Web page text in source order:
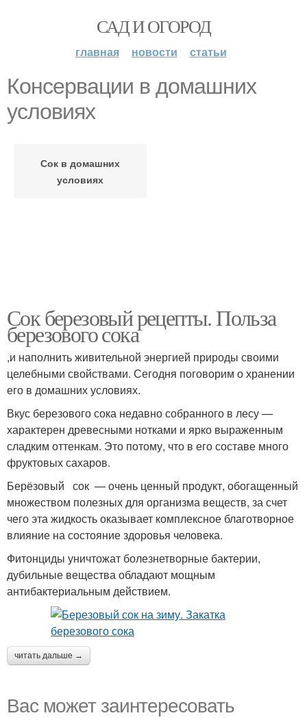
САД И ОГОРОД
главная новости статьи
Консервации в домашних
условиях
Сок в домашних
условиях
Сок березовый рецепты. Польза
березового сока
,и наполнить живительной энергией природы своими
целебными свойствами. Сегодня поговорим о хранении
его в домашних условиях.
Вкус березового сока недавно собранного в лесу —
характерен древесными нотками и ярко выраженным
сладким оттенкам. Это потому, что в его составе много
фруктовых сахаров.
Берёзовый сок — очень ценный продукт, обогащенный
множеством полезных для организма веществ, за счет
чего эта жидкость оказывает комплексное благотворное
влияние на состояние здоровья человека.
Фитонциды уничтожат болезнетворные бактерии,
дубильные вещества обладают мощным
антибактериальным действием.
читать дальше →
Вас может заинтересовать